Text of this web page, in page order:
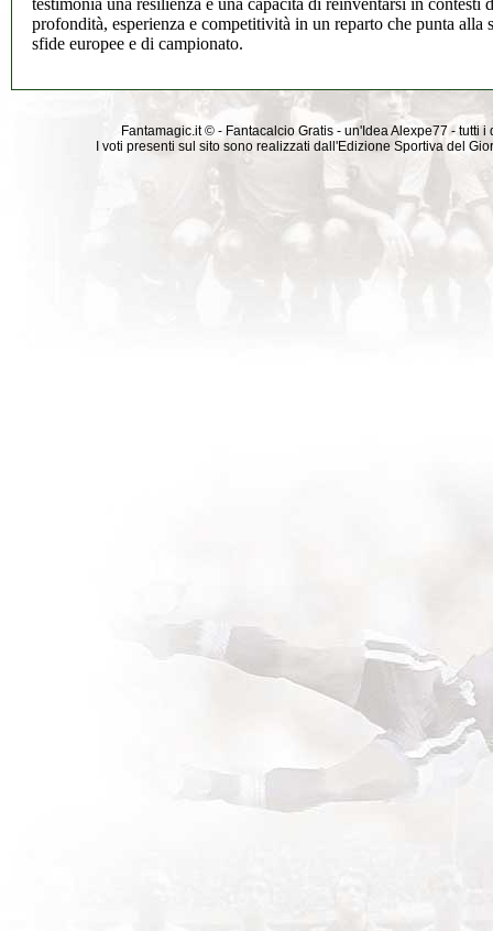
profondità, esperienza e competitività in un reparto che punta alla
sfide europee e di campionato.
Fantamagic.it © - Fantacalcio Gratis - un'Idea Alexpe77 -
I voti presenti sul sito sono realizzati dall'Edizione Sportiva del